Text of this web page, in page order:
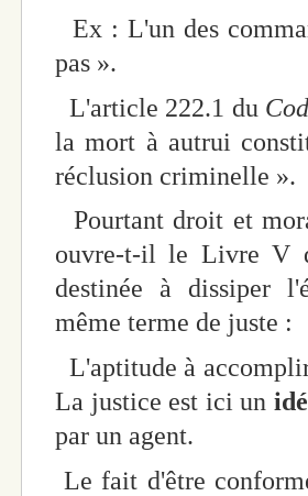
Ex : L'un des
pas ».
L'article 222.1 du
la mort à autrui
réclusion criminelle ».
Pourtant droit et
ouvre-t-il le Livre V
destinée à dissiper
même terme de juste :
L'aptitude à
La justice est ici un
par un agent.
Le fait d'être